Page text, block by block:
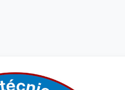
Ingresar a